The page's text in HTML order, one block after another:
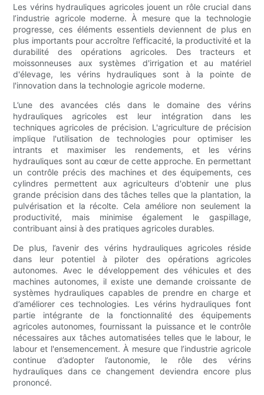
Les vérins hydrauliques agricoles jouent un rôle crucial dans
l’industrie agricole moderne. À mesure que la technologie
progresse, ces éléments essentiels deviennent de plus en
plus importants pour accroître l’efficacité, la productivité et la
durabilité des opérations agricoles. Des tracteurs et
moissonneuses aux systèmes d'irrigation et au matériel
d'élevage, les vérins hydrauliques sont à la pointe de
l'innovation dans la technologie agricole moderne.
L’une des avancées clés dans le domaine des vérins
hydrauliques agricoles est leur intégration dans les
techniques agricoles de précision. L'agriculture de précision
implique l'utilisation de technologies pour optimiser les
intrants et maximiser les rendements, et les vérins
hydrauliques sont au cœur de cette approche. En permettant
un contrôle précis des machines et des équipements, ces
cylindres permettent aux agriculteurs d'obtenir une plus
grande précision dans des tâches telles que la plantation, la
pulvérisation et la récolte. Cela améliore non seulement la
productivité, mais minimise également le gaspillage,
contribuant ainsi à des pratiques agricoles durables.
De plus, l’avenir des vérins hydrauliques agricoles réside
dans leur potentiel à piloter des opérations agricoles
autonomes. Avec le développement des véhicules et des
machines autonomes, il existe une demande croissante de
systèmes hydrauliques capables de prendre en charge et
d’améliorer ces technologies. Les vérins hydrauliques font
partie intégrante de la fonctionnalité des équipements
agricoles autonomes, fournissant la puissance et le contrôle
nécessaires aux tâches automatisées telles que le labour, le
labour et l'ensemencement. À mesure que l’industrie agricole
continue d’adopter l’autonomie, le rôle des vérins
hydrauliques dans ce changement deviendra encore plus
prononcé.